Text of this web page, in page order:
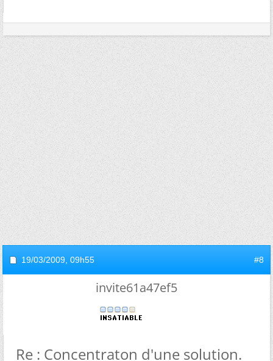
19/03/2009, 09h55 #8
invite61a47ef5
Re : Concentraton d'une solution.